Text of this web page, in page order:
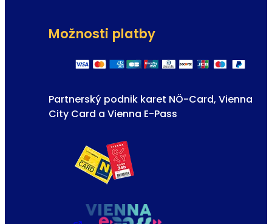
Možnosti platby
Partnerský podnik karet NÖ-Card, Vienna
City Card a Vienna E-Pass